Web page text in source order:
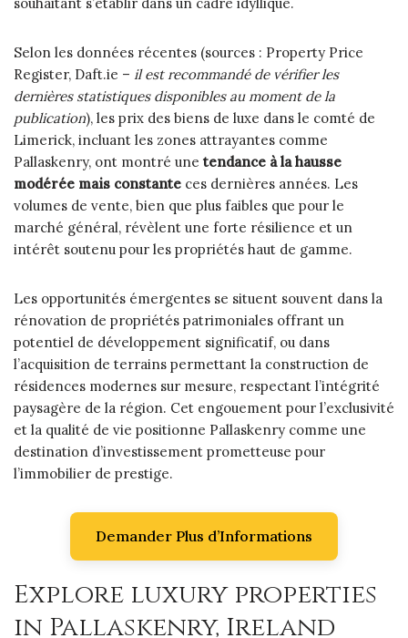
souhaitant s’établir dans un cadre idyllique.
Selon les données récentes (sources : Property Price
Register, Daft.ie – il est recommandé de vérifier les
dernières statistiques disponibles au moment de la
publication), les prix des biens de luxe dans le comté de
Limerick, incluant les zones attrayantes comme
Pallaskenry, ont montré une tendance à la hausse
modérée mais constante ces dernières années. Les
volumes de vente, bien que plus faibles que pour le
marché général, révèlent une forte résilience et un
intérêt soutenu pour les propriétés haut de gamme.
Les opportunités émergentes se situent souvent dans la
rénovation de propriétés patrimoniales offrant un
potentiel de développement significatif, ou dans
l’acquisition de terrains permettant la construction de
résidences modernes sur mesure, respectant l’intégrité
paysagère de la région. Cet engouement pour l’exclusivité
et la qualité de vie positionne Pallaskenry comme une
destination d’investissement prometteuse pour
l’immobilier de prestige.
Demander Plus d’Informations
Explore luxury properties
in Pallaskenry, Ireland